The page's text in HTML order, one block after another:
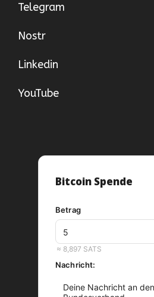
Telegram
Nostr
Linkedin
YouTube
Bitcoin Spende
Betrag
≈ 8,897 SATS
Nachricht: